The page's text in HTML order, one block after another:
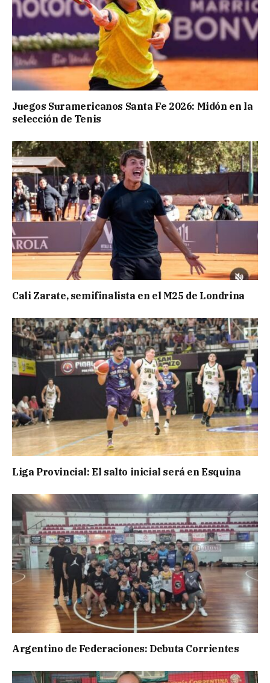
Juegos Suramericanos Santa Fe 2026: Midón en la
selección de Tenis
Cali Zarate, semifinalista en el M25 de Londrina
Liga Provincial: El salto inicial será en Esquina
Argentino de Federaciones: Debuta Corrientes